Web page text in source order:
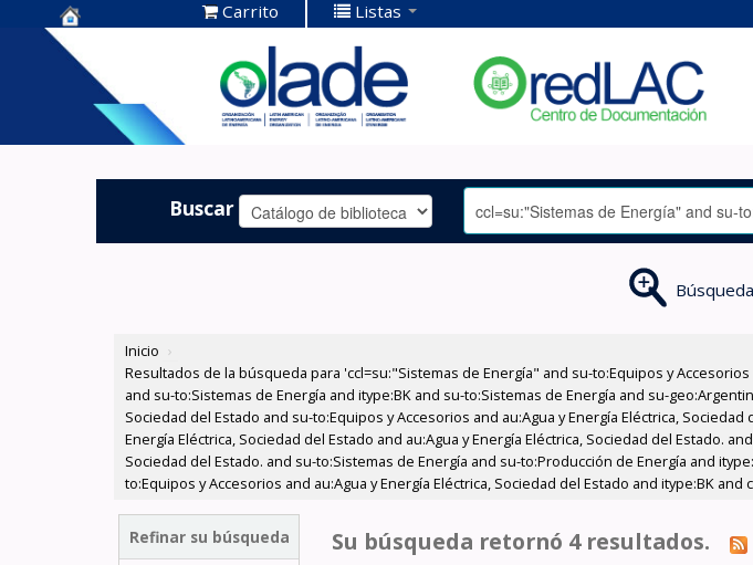
Centro de
Documentación
OLADE -
Carrito Listas
Buscar
Inicio ›
Resultados de la búsqueda para 'ccl=su:"Sistemas de Energía" and su-to:Equipos y
and su-to:Sistemas de Energía and itype:BK and su-to:Sistemas de Energía and su-
Sociedad del Estado and su-to:Equipos y Accesorios and au:Agua y Energía Eléctrica,
Energía Eléctrica, Sociedad del Estado and au:Agua y Energía Eléctrica, Sociedad del Estado.
Sociedad del Estado. and su-to:Sistemas de Energía and su-to:Producción de Energía and
to:Equipos y Accesorios and au:Agua y Energía Eléctrica, Sociedad del Estado and itype:BK and
Refinar su búsqueda Su búsqueda retornó 4 resultados.